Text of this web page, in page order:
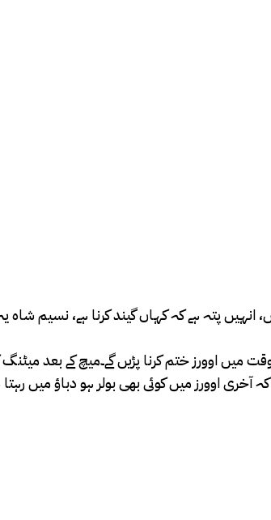
انہیں پتہ ہے کہ کہاں گیند کرنا ہے، نسیم
وقت میں اوورز ختم کرنا پڑیں گے۔میچ کے بعد
آخری اوورز میں کوئی بھی بولر ہو دباؤ میں رہتا